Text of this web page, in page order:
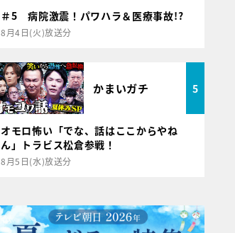
＃5 病院激震！パワハラ＆医療事故!?
8月4日(火)放送分
かまいガチ 5
オモロ怖い「でな、話はここからやね
ん」トラビス松倉参戦！
8月5日(水)放送分